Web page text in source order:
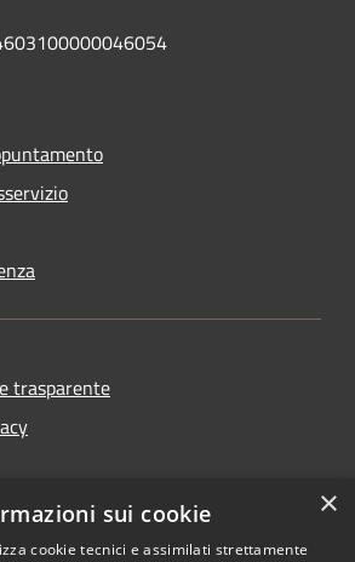
trasparente
×
sui cookie
cookie tecnici e assimilati strettamente